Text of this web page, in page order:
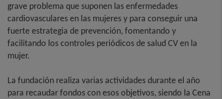
grave problema que suponen las enfermedades
cardiovasculares en las mujeres y para conseguir una
fuerte estrategia de prevención, fomentando y
facilitando los controles periódicos de salud CV en la
mujer.
La fundación realiza varias actividades durante el año
para recaudar fondos con esos objetivos, siendo la Cena